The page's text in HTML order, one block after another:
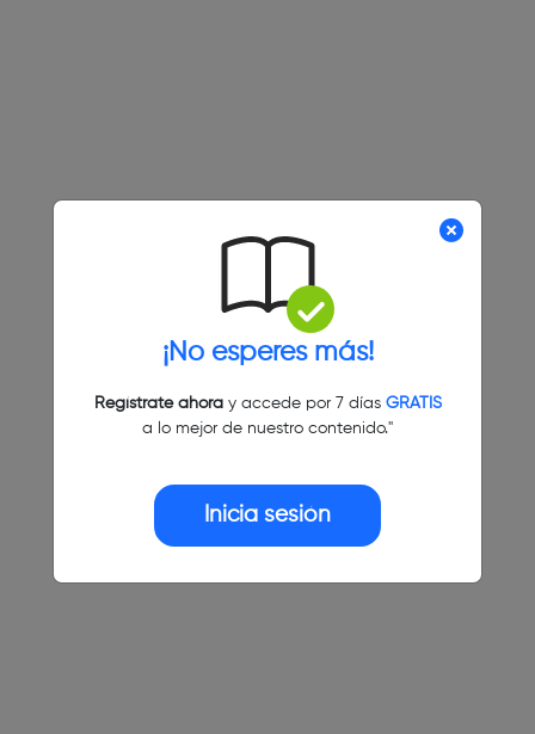
¡No esperes más!
Regístrate ahoray accede por 7 días GRATIS
a lo mejor de nuestro contenido."
Inicia sesión